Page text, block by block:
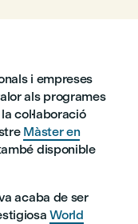
i empreses
als programes
col·laboració
Màster en
disponible
acaba de ser
World